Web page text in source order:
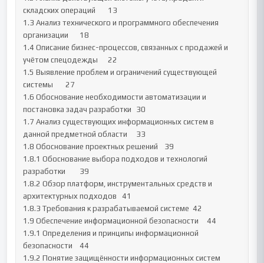
складских операций	13
1.3 Анализ технического и программного обеспечения
организации	18
1.4 Описание бизнес-процессов, связанных с продажей и
учётом спецодежды	22
1.5 Выявление проблем и ограничений существующей
системы	27
1.6 Обоснование необходимости автоматизации и
постановка задач разработки	30
1.7 Анализ существующих информационных систем в
данной предметной области	33
1.8 Обоснование проектных решений	39
1.8.1 Обоснование выбора подходов и технологий
разработки	39
1.8.2 Обзор платформ, инструментальных средств и
архитектурных подходов	41
1.8.3 Требования к разрабатываемой системе	42
1.9 Обеспечение информационной безопасности	44
1.9.1 Определения и принципы информационной
безопасности	44
1.9.2 Понятие защищённости информационных систем